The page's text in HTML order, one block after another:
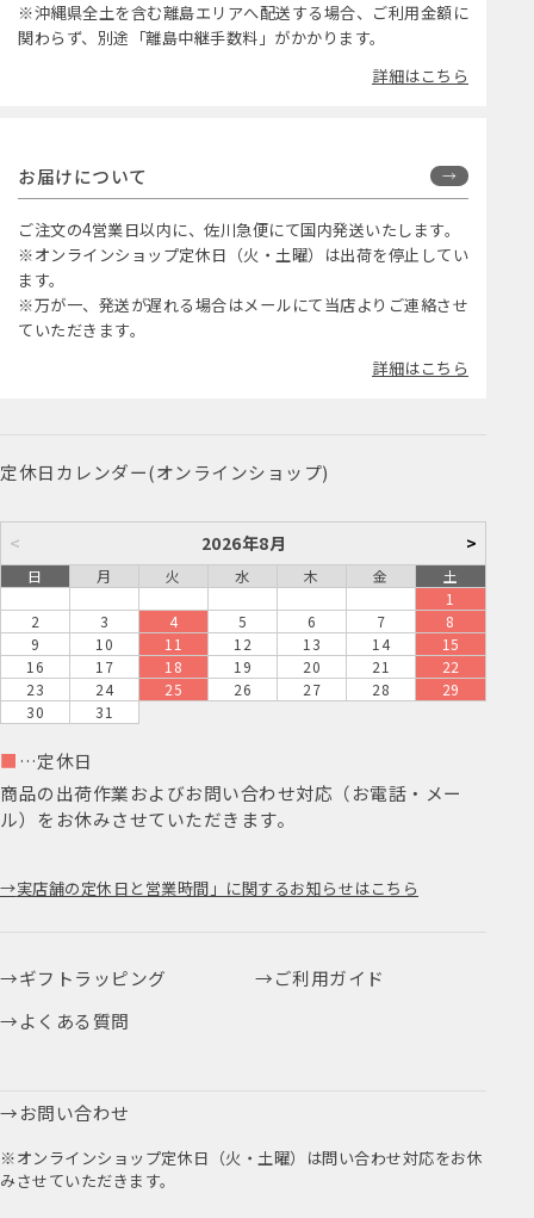
※沖縄県全土を含む離島エリアへ配送する場合、ご利用金額に
関わらず、別途「離島中継手数料」がかかります。
詳細はこちら
お届けについて
ご注文の4営業日以内に、佐川急便にて国内発送いたします。
※オンラインショップ定休日（火・土曜）は出荷を停止してい
ます。
※万が一、発送が遅れる場合はメールにて当店よりご連絡させ
ていただきます。
詳細はこちら
定休日カレンダー(オンラインショップ)
< 2026年8月 >
日 月 火 水 木 金
土
1
2
3 4 5 6 7
8
9
10 11 12 13 14
15
16
17 18 19 20 21
22
23
24 25 26 27 28
29
30
31
■ …定休日
商品の出荷作業およびお問い合わせ対応（お電話・メー
ル）をお休みさせていただきます。
実店舗の定休日と営業時間」に関するお知らせはこちら
ギフトラッピング
ご利用ガイド
よくある質問
お問い合わせ
※オンラインショップ定休日（火・土曜）は問い合わせ対応をお休
みさせていただきます。